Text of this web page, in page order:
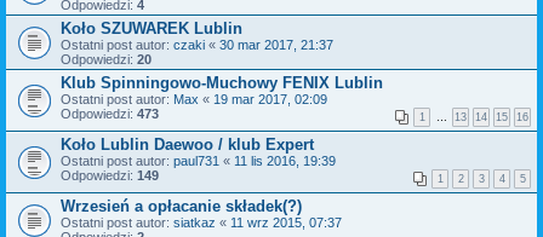
Odpowiedzi: 4
Koło SZUWAREK Lublin
Ostatni post autor: czaki « 30 mar 2017, 21:37
Odpowiedzi: 20
Klub Spinningowo-Muchowy FENIX Lublin
Ostatni post autor: Max « 19 mar 2017, 02:09
Odpowiedzi: 473 1 13 14 15 16
Koło Lublin Daewoo / klub Expert
Ostatni post autor: paul731 « 11 lis 2016, 19:39
Odpowiedzi: 149 1 2 3 4 5
Wrzesień a opłacanie składek(?)
Ostatni post autor: siatkaz « 11 wrz 2015, 07:37